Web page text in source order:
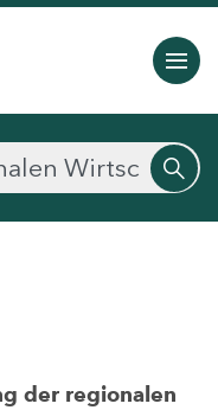
der regionalen